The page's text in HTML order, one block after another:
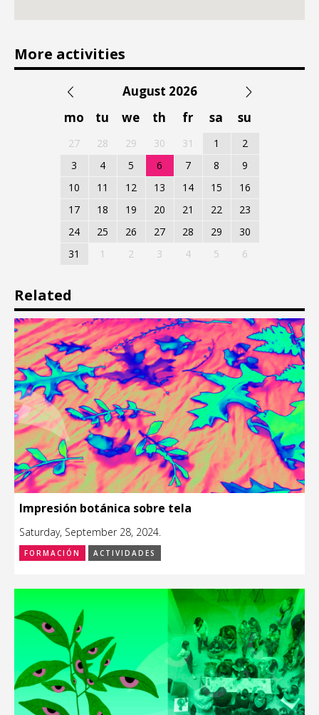
More activities
August 2026
mo
tu we th fr sa su
27 28 29 30 31 1
2
3
4 5 6 7 8
9
10
11 12 13 14 15
16
17
18 19 20 21 22
23
24
25 26 27 28 29
30
31
1 2 3 4 5 6
Related
Impresión botánica sobre tela
Saturday, September 28, 2024.
FORMACIÓN ACTIVIDADES